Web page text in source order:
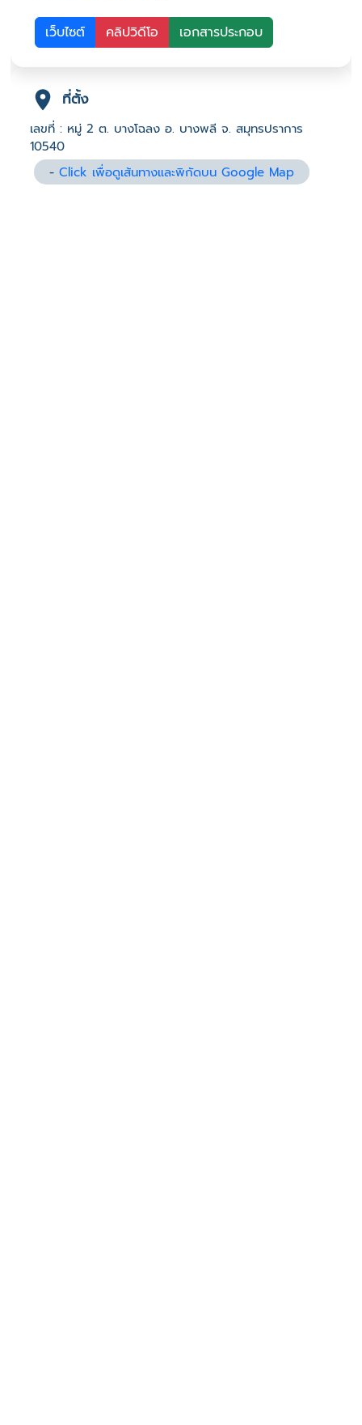
เว็บไซต์ คลิปวิดีโอ เอกสารประกอบ
ที่ตั้ง
เลขที่ : หมู่ 2 ต. บางโฉลง อ. บางพลี จ. สมุทรปราการ
10540
-Click เพื่อดูเส้นทางและพิกัดบน Google Map